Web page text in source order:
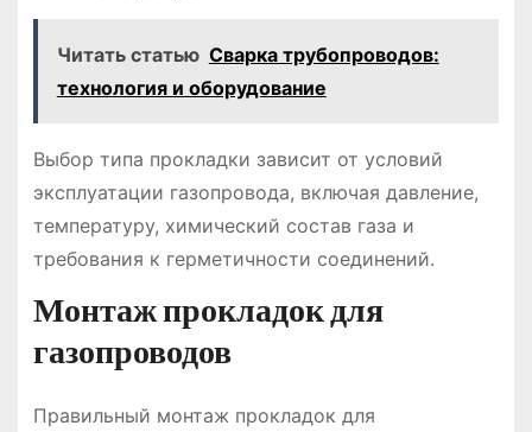
Читать статью Сварка трубопроводов:
технология и оборудование
Выбор типа прокладки зависит от условий
эксплуатации газопровода, включая давление,
температуру, химический состав газа и
требования к герметичности соединений.
Монтаж прокладок для
газопроводов
Правильный монтаж прокладок для